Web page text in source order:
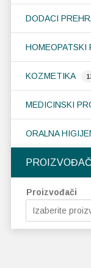
DODACI
HOMEOPATSKI
KOZMETIKA
MEDICINSKI
ORALNA
PROIZVOĐAČI
Proizvođači